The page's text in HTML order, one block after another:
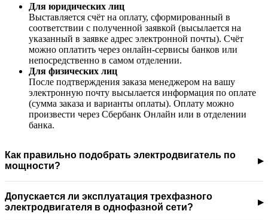
Для юридических лиц
Выставляется счёт на оплату, сформированный в
соответствии с полученной заявкой (высылается на
указанный в заявке адрес электронной почты). Счёт
можно оплатить через онлайн-сервисы банков или
непосредственно в самом отделении.
Для физических лиц
После подтверждения заказа менеджером на вашу
электронную почту высылается информация по оплате
(сумма заказа и варианты оплаты). Оплату можно
произвести через Сбербанк Онлайн или в отделении
банка.
Как правильно подобрать электродвигатель по
мощности?
Допускается ли эксплуатация трехфазного
электродвигателя в однофазной сети?